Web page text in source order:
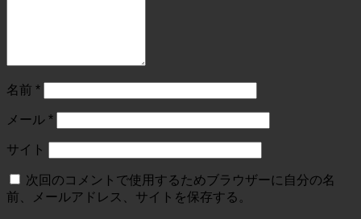
名前 *
メール *
サイト
次回のコメントで使用するためブラウザーに自分の名
前、メールアドレス、サイトを保存する。